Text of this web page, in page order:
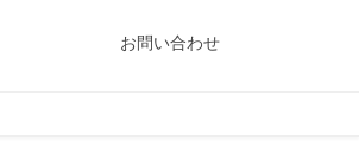
お問い合わせ